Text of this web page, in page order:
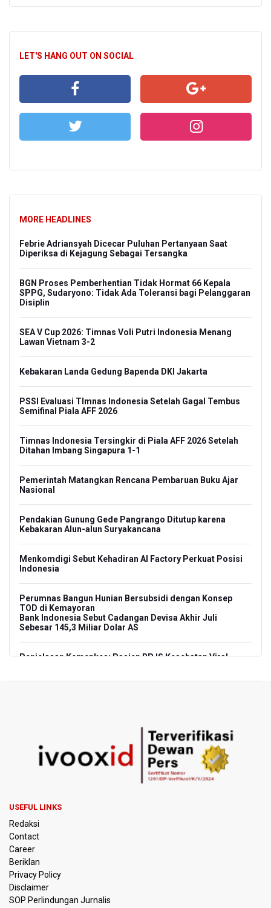
LET'S HANG OUT ON SOCIAL
MORE HEADLINES
Febrie Adriansyah Dicecar Puluhan Pertanyaan Saat
Diperiksa di Kejagung Sebagai Tersangka
BGN Proses Pemberhentian Tidak Hormat 66 Kepala
SPPG, Sudaryono: Tidak Ada Toleransi bagi Pelanggaran
Disiplin
SEA V Cup 2026: Timnas Voli Putri Indonesia Menang
Lawan Vietnam 3-2
Kebakaran Landa Gedung Bapenda DKI Jakarta
PSSI Evaluasi TImnas Indonesia Setelah Gagal Tembus
Semifinal Piala AFF 2026
Timnas Indonesia Tersingkir di Piala AFF 2026 Setelah
Ditahan Imbang Singapura 1-1
Pemerintah Matangkan Rencana Pembaruan Buku Ajar
Nasional
Pendakian Gunung Gede Pangrango Ditutup karena
Kebakaran Alun-alun Suryakancana
Menkomdigi Sebut Kehadiran AI Factory Perkuat Posisi
Indonesia
Perumnas Bangun Hunian Bersubsidi dengan Konsep
TOD di Kemayoran
Bank Indonesia Sebut Cadangan Devisa Akhir Juli
Sebesar 145,3 Miliar Dolar AS
Penjelasan Kemenkes: Pasien BPJS Kesehatan Viral
KPK Terima Permintaan Kejaksaan Agung Periksa Febrie
Adriansyah
Kementerian ESDM Kaji Pengembangan PLTS Sepanjang
Desalinasi Air Laut Menghadapi Ancaman El Nino
KPK Minta Bambang Rudijanto Tanoesoedibjo Kooperatif,
Sudah Tiga Kali Absen Pemeriksaan
BRIN Pastikan Keamanan Data Proyek Satelit Lampung-1
USEFUL LINKS
Redaksi
Contact
Career
Beriklan
Privacy Policy
Disclaimer
SOP Perlindungan Jurnalis